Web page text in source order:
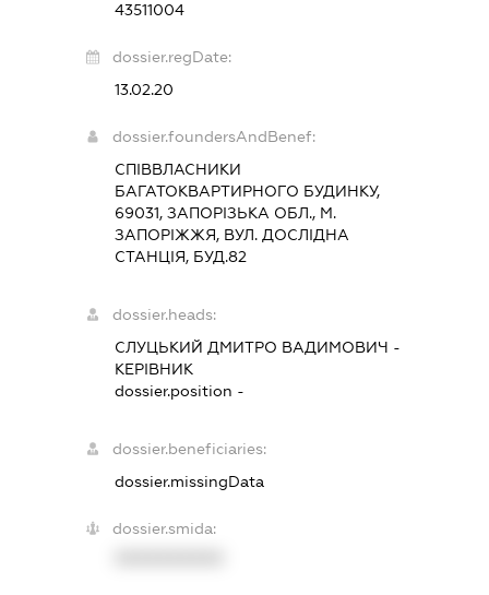
43511004
dossier.regDate:
13.02.20
dossier.foundersAndBenef:
СПІВВЛАСНИКИ
БАГАТОКВАРТИРНОГО БУДИНКУ,
69031, ЗАПОРІЗЬКА ОБЛ., М.
ЗАПОРІЖЖЯ, ВУЛ. ДОСЛІДНА
СТАНЦІЯ, БУД.82
dossier.heads:
СЛУЦЬКИЙ ДМИТРО ВАДИМОВИЧ -
КЕРІВНИК
dossier.position -
dossier.beneficiaries:
dossier.missingData
dossier.smida: